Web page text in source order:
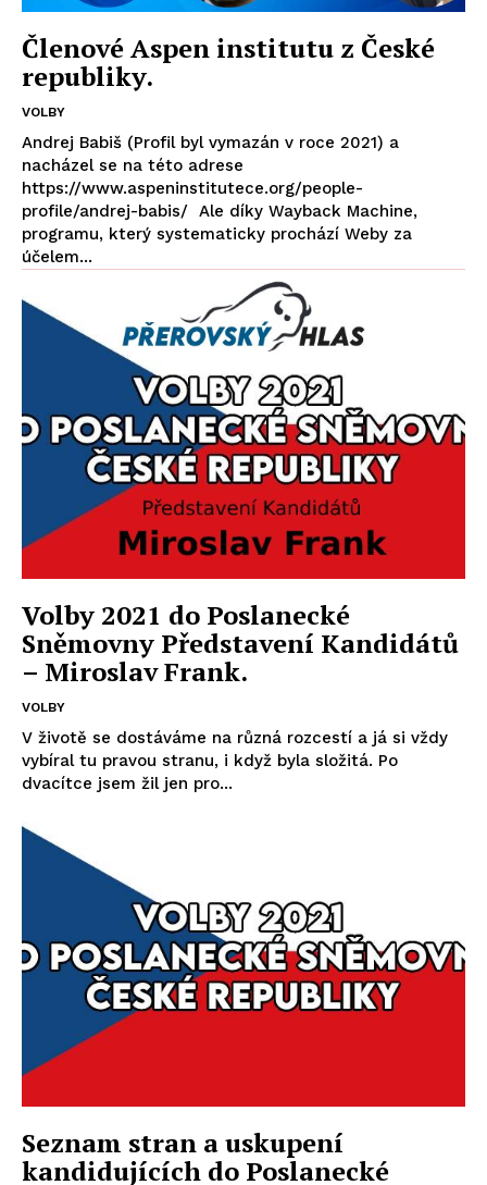
Členové Aspen institutu z České
republiky.
VOLBY
Andrej Babiš (Profil byl vymazán v roce 2021) a
nacházel se na této adrese
https://www.aspeninstitutece.org/people-
profile/andrej-babis/ Ale díky Wayback Machine,
programu, který systematicky prochází Weby za
účelem...
Volby 2021 do Poslanecké
Sněmovny Představení Kandidátů
– Miroslav Frank.
VOLBY
V životě se dostáváme na různá rozcestí a já si vždy
vybíral tu pravou stranu, i když byla složitá. Po
dvacítce jsem žil jen pro...
Seznam stran a uskupení
kandidujících do Poslanecké